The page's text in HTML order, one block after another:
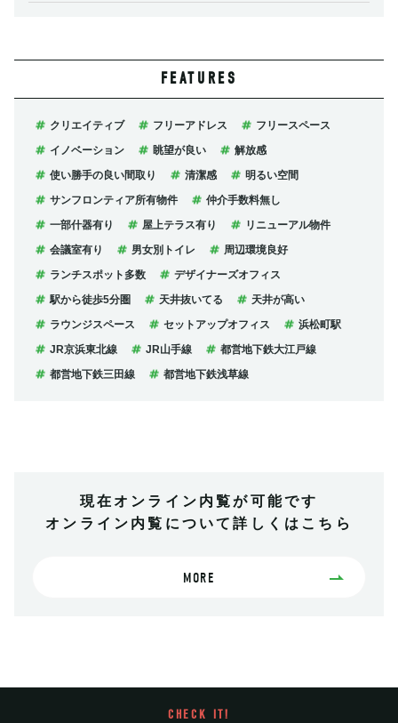
FEATURES
クリエイティブ フリーアドレス
フリースペース
イノベーション
眺望が良い
解放感
使い勝手の良い間取り
清潔感
明るい空間
サンフロンティア所有物件
仲介手数料無し
一部什器有り
屋上テラス有り
リニューアル物件
会議室有り
男女別トイレ
周辺環境良好
ランチスポット多数
デザイナーズオフィス
駅から徒歩5分圏
天井抜いてる
天井が高い
ラウンジスペース
セットアップオフィス
浜松町駅
JR京浜東北線
JR山手線
都営地下鉄大江戸線
都営地下鉄三田線
都営地下鉄浅草線
現在オンライン内覧が可能です
オンライン内覧について詳しくはこちら
MORE
CHECK IT!